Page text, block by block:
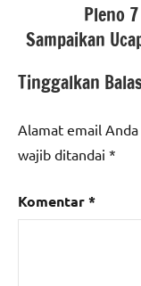
Pleno
Sampaikan
Tinggalkan
Alamat email
wajib ditandai *
Komentar*